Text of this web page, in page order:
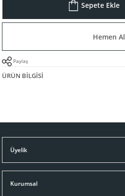
Sepete Ekle
Hemen Al
Paylaş
ÜRÜN BILGISI
Üyelik
Kurumsal